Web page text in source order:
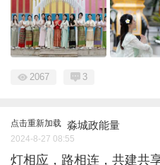
2067 3
点击重新加载 淼城政能量
2024-8-27 08:55
灯相应，路相连，共建共